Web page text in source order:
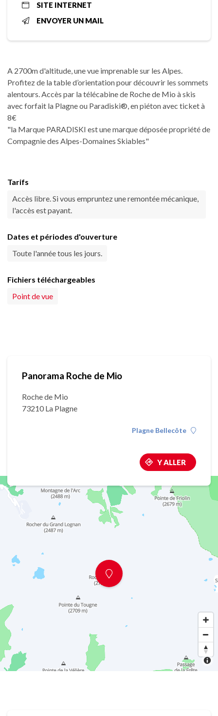
SITE INTERNET
ENVOYER UN MAIL
A 2700m d'altitude, une vue imprenable sur les Alpes.
Profitez de la table d’orientation pour découvrir les sommets
alentours. Accès par la télécabine de Roche de Mio à skis
avec forfait la Plagne ou Paradiski®, en piéton avec ticket à
8€
"la Marque PARADISKI est une marque déposée propriété de
Compagnie des Alpes-Domaines Skiables"
Tarifs
Accès libre. Si vous empruntez une remontée mécanique,
l'accès est payant.
Dates et périodes d'ouverture
Toute l'année tous les jours.
Fichiers téléchargeables
Point de vue
Panorama Roche de Mio
Roche de Mio
73210 La Plagne
Plagne Bellecôte
Y ALLER